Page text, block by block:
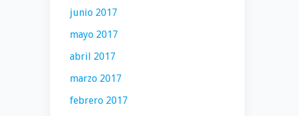
junio 2017
mayo 2017
abril 2017
marzo 2017
febrero 2017